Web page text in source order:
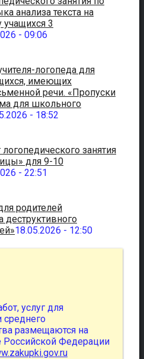
анализа текста на
3
- 09:06
логопеда для
имеющих
речи. «Пропуски
для школьного
- 18:52
занятия
для 9-10
- 22:51
родителей
деструктивного
18.05.2026 - 12:50
услуг для
среднего
размещаются на
Российской Федерации